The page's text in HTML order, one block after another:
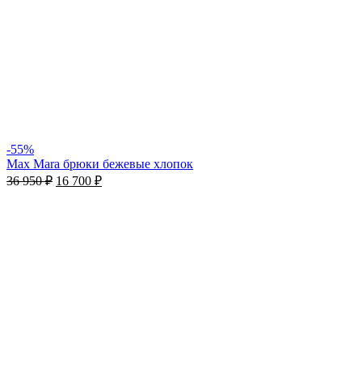
-55%
Max Mara брюки бежевые хлопок
36 950₽ 16 700 ₽